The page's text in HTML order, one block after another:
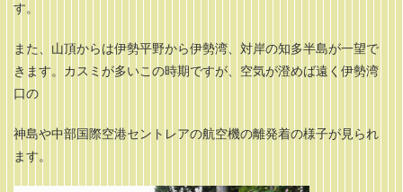
す。
また、山頂からは伊勢平野から伊勢湾、対岸の知多半島が一望で
きます。カスミが多いこの時期ですが、空気が澄めば遠く伊勢湾
口の
神島や中部国際空港セントレアの航空機の離発着の様子が見られ
ます。